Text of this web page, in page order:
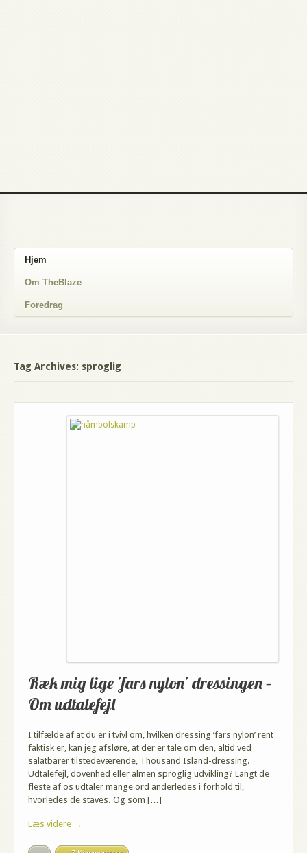
Hjem
Om TheBlaze
Foredrag
Tag Archives: sproglig
Ræk mig lige ’fars nylon’ dressingen –
Om udtalefejl
I tilfælde af at du er i tvivl om, hvilken dressing ’fars nylon’ rent
faktisk er, kan jeg afsløre, at der er tale om den, altid ved
salatbarer tilstedeværende, Thousand Island-dressing.
Udtalefejl, dovenhed eller almen sproglig udvikling? Langt de
fleste af os udtaler mange ord anderledes i forhold til,
hvorledes de staves. Og som […]
Læs videre →